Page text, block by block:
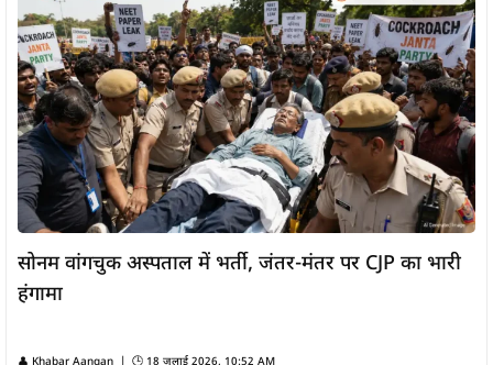
सोनम वांगचुक अस्पताल में भर्ती, जंतर-मंतर पर CJP का भारी
हंगामा
👤 Khabar Aangan | 🕒 18 जुलाई 2026, 10:52 AM